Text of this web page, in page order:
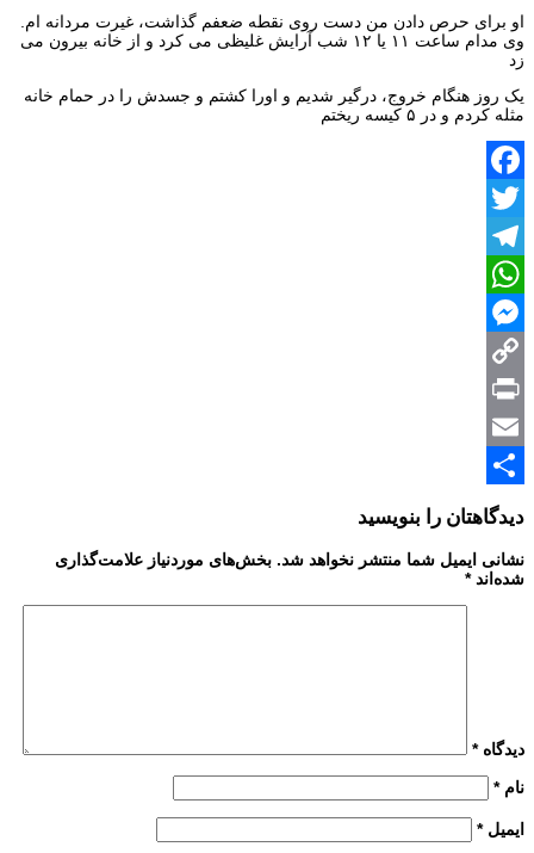
او برای حرص دادن من دست روی نقطه ضعفم گذاشت، غیرت مردانه ام.
وی مدام ساعت ۱۱ یا ۱۲ شب آرایش غلیظی می کرد و از خانه بیرون می
زد
یک روز هنگام خروج، درگیر شدیم و اورا کشتم و جسدش را در حمام خانه
مثله کردم و در ۵ کیسه ریختم
Facebook
Twitter
Telegram
WhatsApp
Messenger
Copy
Link
Print
Email
Share
دیدگاهتان را بنویسید
نشانی ایمیل شما منتشر نخواهد شد. بخش‌های موردنیاز علامت‌گذاری
شده‌اند*
دیدگاه*
نام*
ایمیل*